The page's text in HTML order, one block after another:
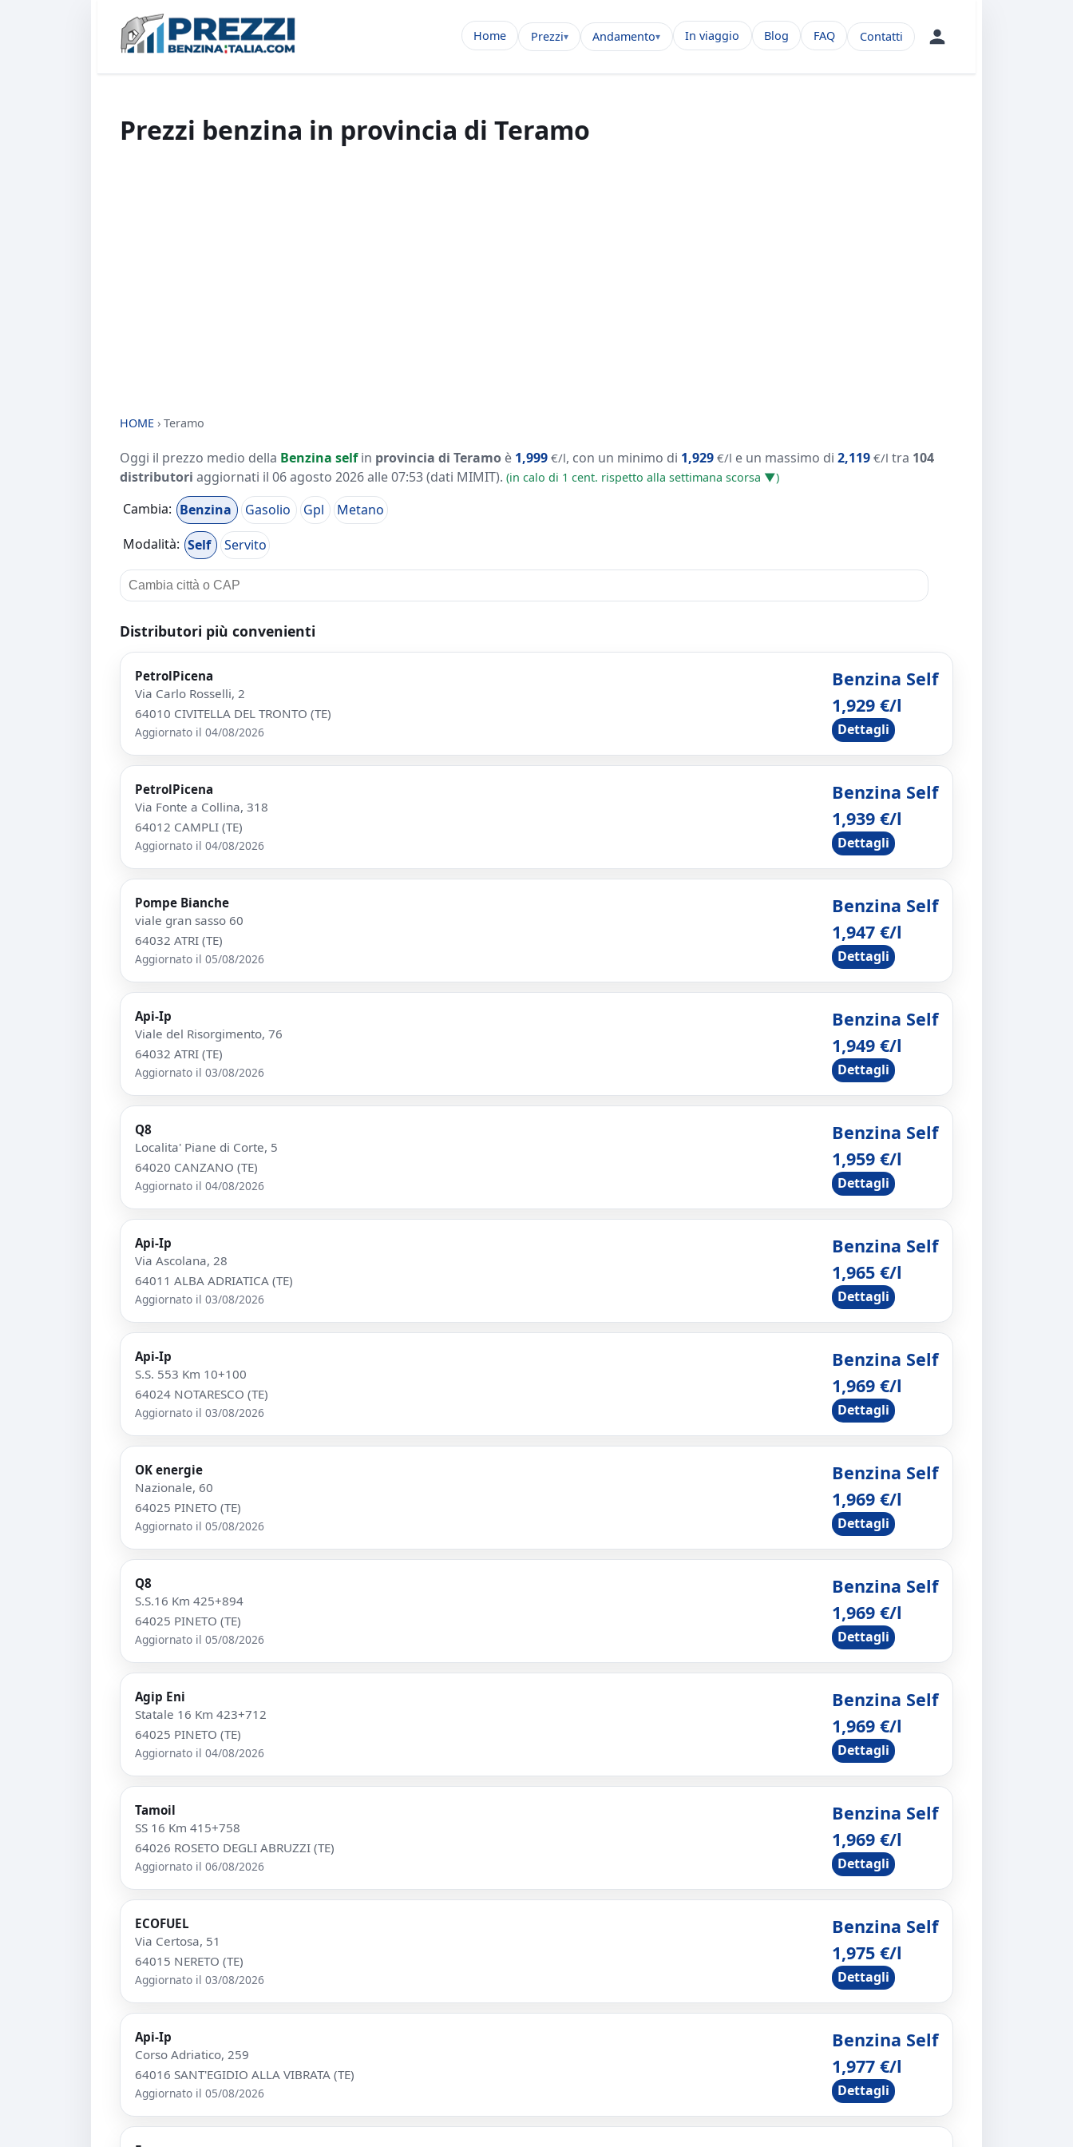
Home Prezzi Andamento In viaggio Blog FAQ Contatti
Prezzi benzina in provincia di Teramo
HOME › Teramo
Oggi il prezzo medio della Benzina selfin provincia di Teramo è 1,999 €/l, con un minimo di 1,929 €/l e un massimo di 2,119 €/l tra 104
distributori aggiornati il 06 agosto 2026 alle 07:53(dati MIMIT). (in calo di 1 cent. rispetto alla settimana scorsa ▼)
Cambia: Benzina Gasolio Gpl
Metano
Modalità: Self Servito
Distributori più convenienti
PetrolPicena
Via Carlo Rosselli, 2
64010 CIVITELLA DEL TRONTO (TE)
Aggiornato il 04/08/2026
Benzina Self
1,929 €/l
Dettagli
PetrolPicena
Via Fonte a Collina, 318
64012 CAMPLI (TE)
Aggiornato il 04/08/2026
Benzina Self
1,939 €/l
Dettagli
Pompe Bianche
viale gran sasso 60
64032 ATRI (TE)
Aggiornato il 05/08/2026
Benzina Self
1,947 €/l
Dettagli
Api-Ip
Viale del Risorgimento, 76
64032 ATRI (TE)
Aggiornato il 03/08/2026
Benzina Self
1,949 €/l
Dettagli
Q8
Localita' Piane di Corte, 5
64020 CANZANO (TE)
Aggiornato il 04/08/2026
Benzina Self
1,959 €/l
Dettagli
Api-Ip
Via Ascolana, 28
64011 ALBA ADRIATICA (TE)
Aggiornato il 03/08/2026
Benzina Self
1,965 €/l
Dettagli
Api-Ip
S.S. 553 Km 10+100
64024 NOTARESCO (TE)
Aggiornato il 03/08/2026
Benzina Self
1,969 €/l
Dettagli
OK energie
Nazionale, 60
64025 PINETO (TE)
Aggiornato il 05/08/2026
Benzina Self
1,969 €/l
Dettagli
Q8
S.S.16 Km 425+894
64025 PINETO (TE)
Aggiornato il 05/08/2026
Benzina Self
1,969 €/l
Dettagli
Agip Eni
Statale 16 Km 423+712
64025 PINETO (TE)
Aggiornato il 04/08/2026
Benzina Self
1,969 €/l
Dettagli
Tamoil
SS 16 Km 415+758
64026 ROSETO DEGLI ABRUZZI (TE)
Aggiornato il 06/08/2026
Benzina Self
1,969 €/l
Dettagli
ECOFUEL
Via Certosa, 51
64015 NERETO (TE)
Aggiornato il 03/08/2026
Benzina Self
1,975 €/l
Dettagli
Api-Ip
Corso Adriatico, 259
64016 SANT'EGIDIO ALLA VIBRATA (TE)
Aggiornato il 05/08/2026
Benzina Self
1,977 €/l
Dettagli